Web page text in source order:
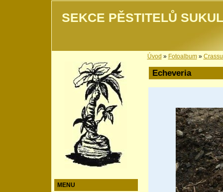
SEKCE PĚSTITELŮ
MENU
Úvod » Fotoalbum»
Echeveria